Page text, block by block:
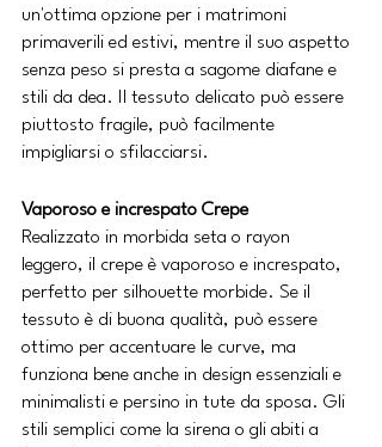
un'ottima opzione per i matrimoni
primaverili ed estivi, mentre il suo aspetto
senza peso si presta a sagome diafane e
stili da dea. Il tessuto delicato può essere
piuttosto fragile, può facilmente
impigliarsi o sfilacciarsi.
Vaporoso e increspato Crepe
Realizzato in morbida seta o rayon
leggero, il crepe è vaporoso e increspato,
perfetto per silhouette morbide. Se il
tessuto è di buona qualità, può essere
ottimo per accentuare le curve, ma
funziona bene anche in design essenziali e
minimalisti e persino in tute da sposa. Gli
stili semplici come la sirena o gli abiti a